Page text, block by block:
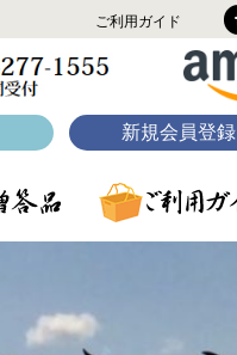
ご利用ガイド
新規会員登録